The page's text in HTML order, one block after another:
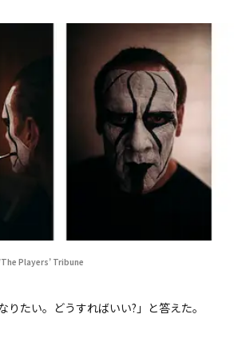
Players’ Tribune
りたい。どうすればいい?」と答えた。